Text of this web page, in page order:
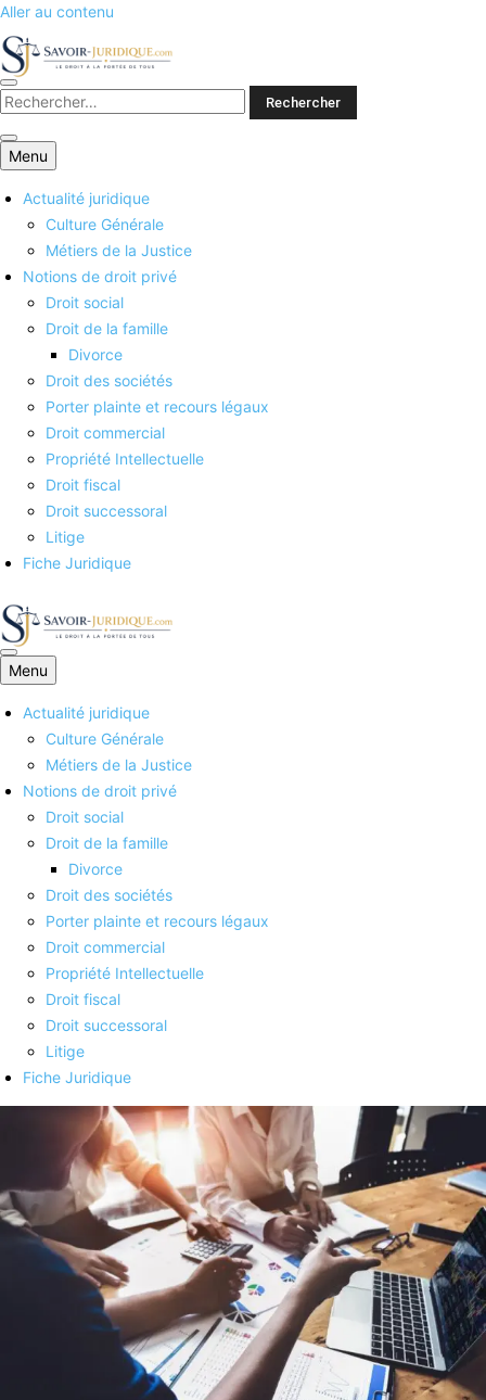
Aller au contenu
Savoirs juridiques
Menu
Actualité juridique
Culture Générale
Métiers de la Justice
Notions de droit privé
Droit social
Droit de la famille
Divorce
Droit des sociétés
Porter plainte et recours légaux
Droit commercial
Propriété Intellectuelle
Droit fiscal
Droit successoral
Litige
Fiche Juridique
Savoirs juridiques
Menu
Actualité juridique
Culture Générale
Métiers de la Justice
Notions de droit privé
Droit social
Droit de la famille
Divorce
Droit des sociétés
Porter plainte et recours légaux
Droit commercial
Propriété Intellectuelle
Droit fiscal
Droit successoral
Litige
Fiche Juridique